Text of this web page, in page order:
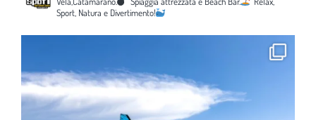
Sport, Natura e Divertimento!